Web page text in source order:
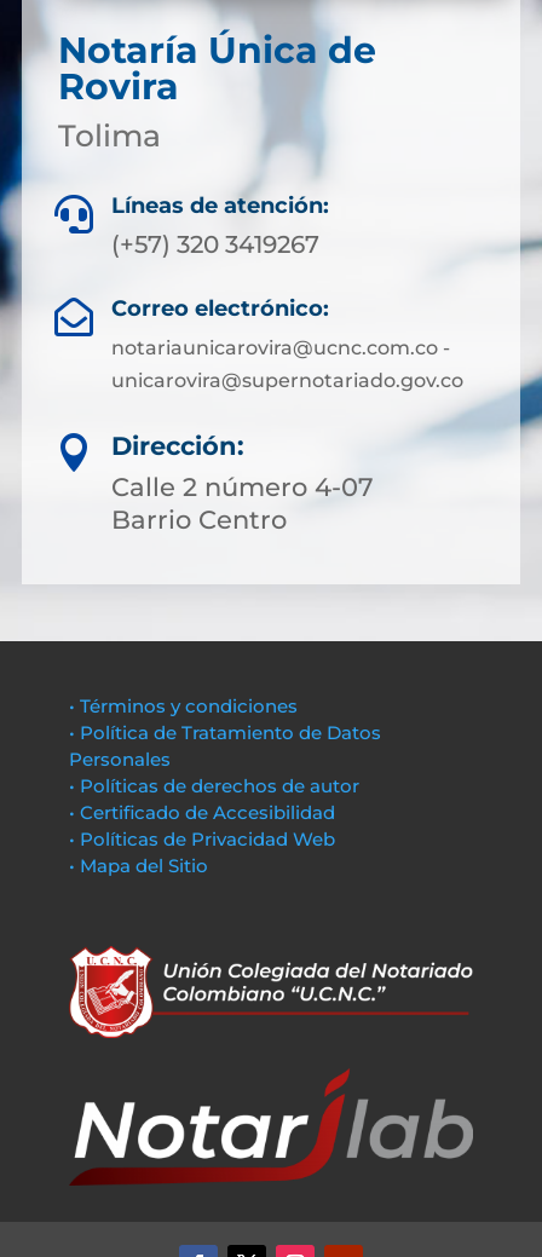
Notaría Única de
Rovira
Tolima
 Líneas de atención:
(+57) 320 3419267
 Correo electrónico:
notariaunicarovira@ucnc.com.co -
unicarovira@supernotariado.gov.co

Dirección:
Calle 2 número 4-07
Barrio Centro
• Términos y condiciones
• Política de Tratamiento de Datos
Personales
• Políticas de derechos de autor
• Certificado de Accesibilidad
• Políticas de Privacidad Web
• Mapa del Sitio